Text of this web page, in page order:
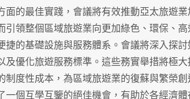
面的最佳實踐，會議將有效推動亞太旅遊
引領整個區域旅遊業向更加綠色、環保、
捷的基礎設施與服務體系。會議將深入探
及優化旅遊服務標準。這些務實舉措將極
制度性成本，為區域旅遊業的復蘇與繁榮
一個互學互鑒的絕佳機會，有助於各經濟